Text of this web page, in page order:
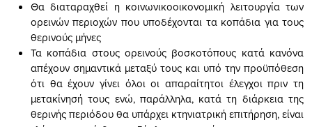
Θα διαταραχθεί η κοινωνικοοικονομική λειτουργία των
ορεινών περιοχών που υποδέχονται τα κοπάδια για τους
θερινούς μήνες
Τα κοπάδια στους ορεινούς βοσκοτόπους κατά κανόνα
απέχουν σημαντικά μεταξύ τους και υπό την προϋπόθεση
ότι θα έχουν γίνει όλοι οι απαραίτητοι έλεγχοι πριν τη
μετακίνησή τους ενώ, παράλληλα, κατά τη διάρκεια της
θερινής περιόδου θα υπάρχει κτηνιατρική επιτήρηση, είναι